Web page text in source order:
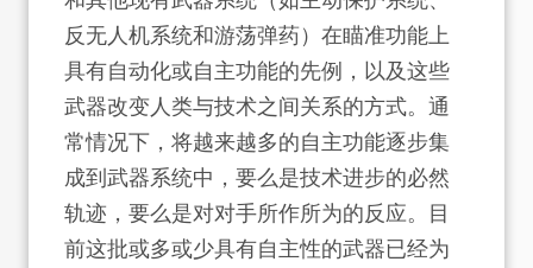
反无人机系统和游荡弹药）在瞄准功能上
具有自动化或自主功能的先例，以及这些
武器改变人类与技术之间关系的方式。通
常情况下，将越来越多的自主功能逐步集
成到武器系统中，要么是技术进步的必然
轨迹，要么是对对手所作所为的反应。目
前这批或多或少具有自主性的武器已经为